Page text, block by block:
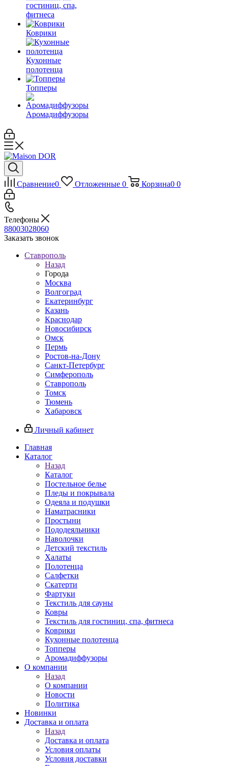
гостиниц, спа,
фитнеса
Коврики
Кухонные
полотенца
Топперы
Аромадиффузоры
Сравнение0 Отложенные 0 Корзина0 0
Телефоны
88003028060
Заказать звонок
Ставрополь
Назад
Города
Москва
Волгоград
Екатеринбург
Казань
Краснодар
Новосибирск
Омск
Пермь
Ростов-на-Дону
Санкт-Петербург
Симферополь
Ставрополь
Томск
Тюмень
Хабаровск
Личный кабинет
Главная
Каталог
Назад
Каталог
Постельное белье
Пледы и покрывала
Одеяла и подушки
Наматрасники
Простыни
Пододеяльники
Наволочки
Детский текстиль
Халаты
Полотенца
Салфетки
Скатерти
Фартуки
Текстиль для сауны
Ковры
Текстиль для гостиниц, спа, фитнеса
Коврики
Кухонные полотенца
Топперы
Аромадиффузоры
О компании
Назад
О компании
Новости
Политика
Новинки
Доставка и оплата
Назад
Доставка и оплата
Условия оплаты
Условия доставки